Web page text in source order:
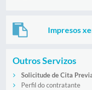
Impresos
Outros Servizos
Solicitude de Cita
Perfil do contratante